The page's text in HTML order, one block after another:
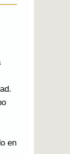
en